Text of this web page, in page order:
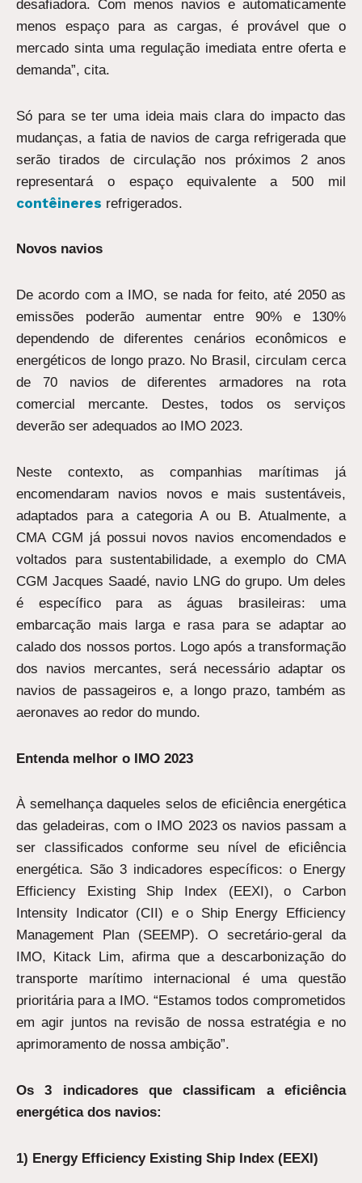
desafiadora. Com menos navios e automaticamente
menos espaço para as cargas, é provável que o
mercado sinta uma regulação imediata entre oferta e
demanda”, cita.
Só para se ter uma ideia mais clara do impacto das
mudanças, a fatia de navios de carga refrigerada que
serão tirados de circulação nos próximos 2 anos
representará o espaço equivalente a 500 mil
contêineres refrigerados.
Novos navios
De acordo com a IMO, se nada for feito, até 2050 as
emissões poderão aumentar entre 90% e 130%
dependendo de diferentes cenários econômicos e
energéticos de longo prazo. No Brasil, circulam cerca
de 70 navios de diferentes armadores na rota
comercial mercante. Destes, todos os serviços
deverão ser adequados ao IMO 2023.
Neste contexto, as companhias marítimas já
encomendaram navios novos e mais sustentáveis,
adaptados para a categoria A ou B. Atualmente, a
CMA CGM já possui novos navios encomendados e
voltados para sustentabilidade, a exemplo do CMA
CGM Jacques Saadé, navio LNG do grupo. Um deles
é específico para as águas brasileiras: uma
embarcação mais larga e rasa para se adaptar ao
calado dos nossos portos. Logo após a transformação
dos navios mercantes, será necessário adaptar os
navios de passageiros e, a longo prazo, também as
aeronaves ao redor do mundo.
Entenda melhor o IMO 2023
À semelhança daqueles selos de eficiência energética
das geladeiras, com o IMO 2023 os navios passam a
ser classificados conforme seu nível de eficiência
energética. São 3 indicadores específicos: o Energy
Efficiency Existing Ship Index (EEXI), o Carbon
Intensity Indicator (CII) e o Ship Energy Efficiency
Management Plan (SEEMP). O secretário-geral da
IMO, Kitack Lim, afirma que a descarbonização do
transporte marítimo internacional é uma questão
prioritária para a IMO. “Estamos todos comprometidos
em agir juntos na revisão de nossa estratégia e no
aprimoramento de nossa ambição”.
Os 3 indicadores que classificam a eficiência
energética dos navios:
1) Energy Efficiency Existing Ship Index (EEXI)